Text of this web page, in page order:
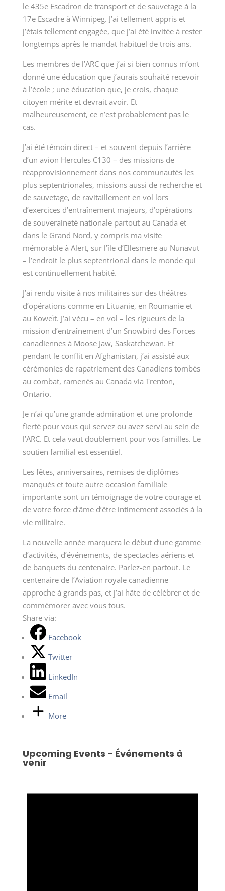
le 435e Escadron de transport et de sauvetage à la
17e Escadre à Winnipeg. J’ai tellement appris et
j’étais tellement engagée, que j’ai été invitée à rester
longtemps après le mandat habituel de trois ans.
Les membres de l’ARC que j’ai si bien connus m’ont
donné une éducation que j’aurais souhaité recevoir
à l’école ; une éducation que, je crois, chaque
citoyen mérite et devrait avoir. Et
malheureusement, ce n’est probablement pas le
cas.
J’ai été témoin direct – et souvent depuis l’arrière
d’un avion Hercules C130 – des missions de
réapprovisionnement dans nos communautés les
plus septentrionales, missions aussi de recherche et
de sauvetage, de ravitaillement en vol lors
d’exercices d’entraînement majeurs, d’opérations
de souveraineté nationale partout au Canada et
dans le Grand Nord, y compris ma visite
mémorable à Alert, sur l’île d’Ellesmere au Nunavut
– l’endroit le plus septentrional dans le monde qui
est continuellement habité.
J’ai rendu visite à nos militaires sur des théâtres
d’opérations comme en Lituanie, en Roumanie et
au Koweït. J’ai vécu – en vol – les rigueurs de la
mission d’entraînement d’un Snowbird des Forces
canadiennes à Moose Jaw, Saskatchewan. Et
pendant le conflit en Afghanistan, j’ai assisté aux
cérémonies de rapatriement des Canadiens tombés
au combat, ramenés au Canada via Trenton,
Ontario.
Je n’ai qu’une grande admiration et une profonde
fierté pour vous qui servez ou avez servi au sein de
l’ARC. Et cela vaut doublement pour vos familles. Le
soutien familial est essentiel.
Les fêtes, anniversaires, remises de diplômes
manqués et toute autre occasion familiale
importante sont un témoignage de votre courage et
de votre force d’âme d’être intimement associés à la
vie militaire.
La nouvelle année marquera le début d’une gamme
d’activités, d’événements, de spectacles aériens et
de banquets du centenaire. Parlez-en partout. Le
centenaire de l’Aviation royale canadienne
approche à grands pas, et j’ai hâte de célébrer et de
commémorer avec vous tous.
Share via:
Facebook
Twitter
LinkedIn
Email
More
Upcoming Events - Événements à
venir